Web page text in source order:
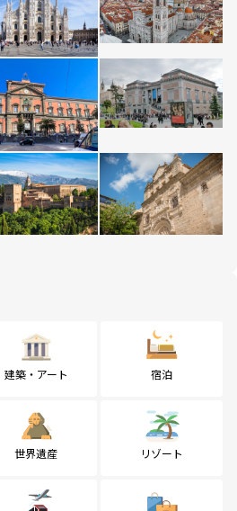
建築・アート 宿泊
世界遺産 リゾート